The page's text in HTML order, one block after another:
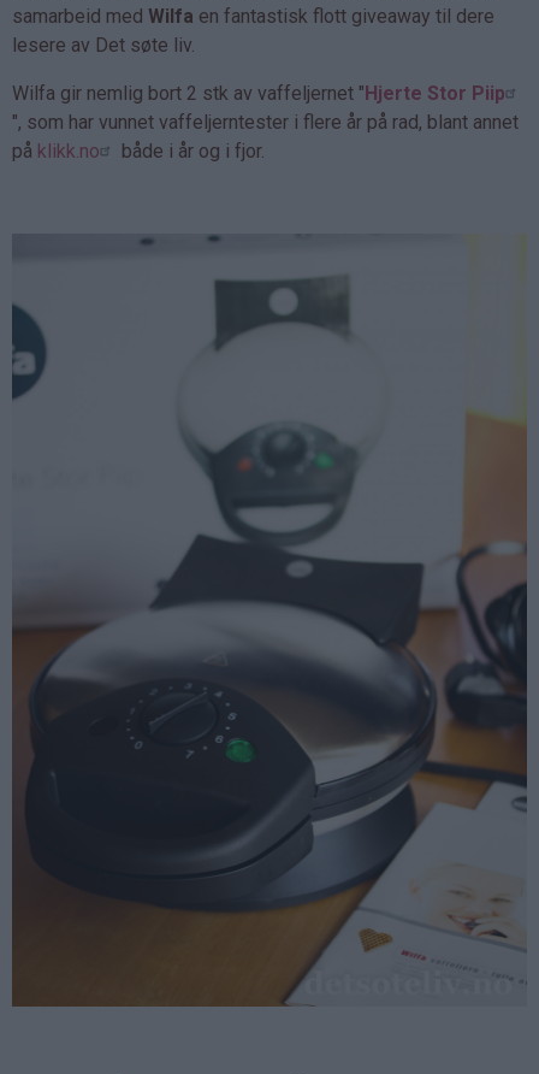
samarbeid med Wilfa en fantastisk flott giveaway til dere
lesere av Det søte liv.
Wilfa gir nemlig bort 2 stk av vaffeljernet "Hjerte Stor Piip
", som har vunnet vaffeljerntester i flere år på rad, blant annet
på klikk.no både i år og i fjor.